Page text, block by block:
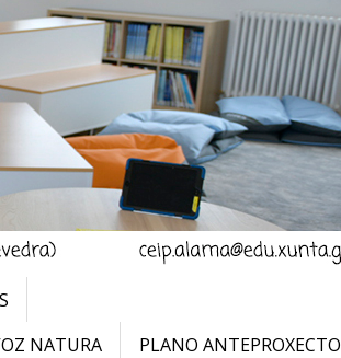
NATURA
PLANO ANTEPROXECTO